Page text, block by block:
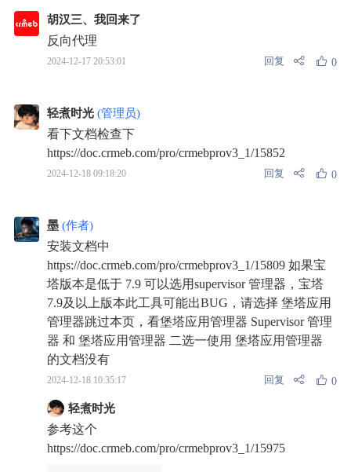
胡汉三、我回来了
反向代理
2024-12-17 20:53:01 回复 0
轻煮时光 (管理员)
看下文档检查下
https://doc.crmeb.com/pro/crmebprov3_1/15852
2024-12-18 09:18:20 回复 0
墨 (作者)
安装文档中
https://doc.crmeb.com/pro/crmebprov3_1/15809 如果宝
塔版本是低于 7.9 可以选用supervisor 管理器，宝塔
7.9及以上版本此工具可能出BUG，请选择 堡塔应用
管理器跳过本页，看堡塔应用管理器 Supervisor 管理
器 和 堡塔应用管理器 二选一使用 堡塔应用管理器
的文档没有
2024-12-18 10:35:17 回复 0
轻煮时光
参考这个
https://doc.crmeb.com/pro/crmebprov3_1/15975